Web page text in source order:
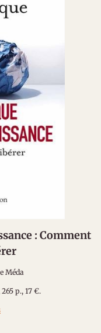
: Comment
Méda
p., 17 €.